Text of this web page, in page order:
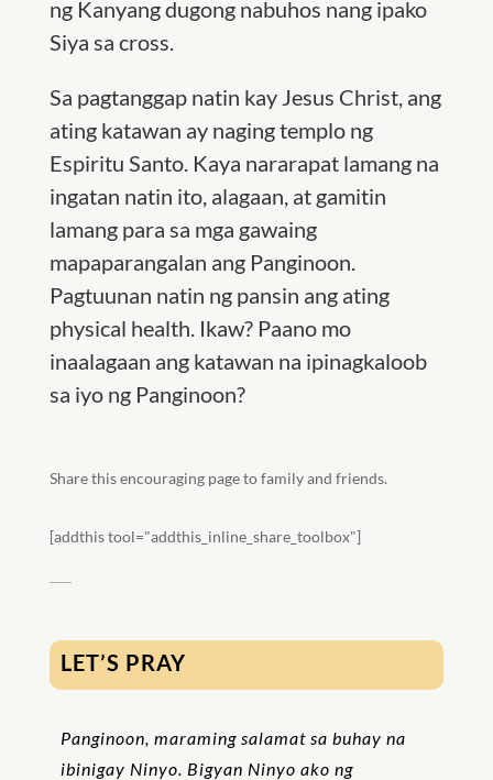
ng Kanyang dugong nabuhos nang ipako
Siya sa cross.
Sa pagtanggap natin kay Jesus Christ, ang
ating katawan ay naging templo ng
Espiritu Santo. Kaya nararapat lamang na
ingatan natin ito, alagaan, at gamitin
lamang para sa mga gawaing
mapaparangalan ang Panginoon.
Pagtuunan natin ng pansin ang ating
physical health. Ikaw? Paano mo
inaalagaan ang katawan na ipinagkaloob
sa iyo ng Panginoon?
Share this encouraging page to family and friends.
[addthis tool="addthis_inline_share_toolbox"]
LET’S PRAY
Panginoon, maraming salamat sa buhay na
ibinigay Ninyo. Bigyan Ninyo ako ng